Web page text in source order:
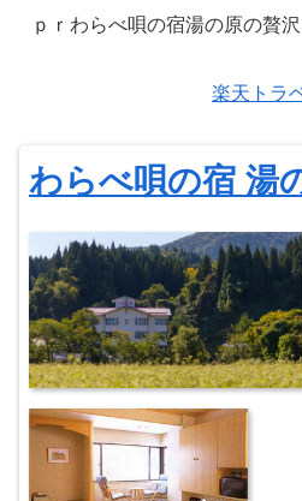
ｐｒわらべ唄の宿湯の原の贅
楽天トラ
わらべ唄の宿 湯